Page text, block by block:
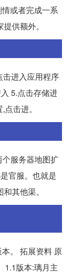
或者完成一系
供额外。
击进入应用程序
5.点击存储进
击进。
服务器地图扩
官服。也就是
其他渠。
。 拓展资料 原
1.1版本:璃月主